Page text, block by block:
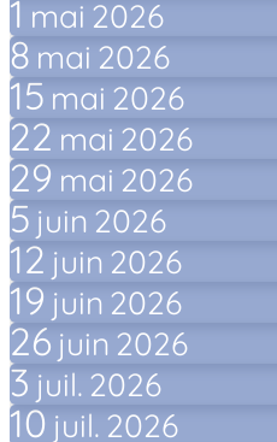
1 mai 2026
8 mai 2026
15 mai 2026
22 mai 2026
29 mai 2026
5 juin 2026
12 juin 2026
19 juin 2026
26 juin 2026
3 juil. 2026
10 juil. 2026